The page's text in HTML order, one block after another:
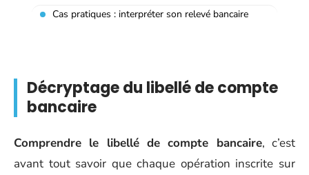
Cas pratiques : interpréter son relevé bancaire
Décryptage du libellé de compte
bancaire
Comprendre le libellé de compte bancaire, c’est
avant tout savoir que chaque opération inscrite sur